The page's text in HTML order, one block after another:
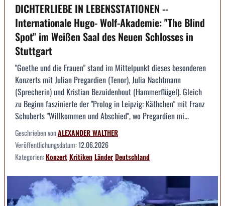
DICHTERLIEBE IN LEBENSSTATIONEN --
Internationale Hugo- Wolf-Akademie: "The Blind
Spot" im Weißen Saal des Neuen Schlosses in
Stuttgart
"Goethe und die Frauen" stand im Mittelpunkt dieses besonderen
Konzerts mit Julian Pregardien (Tenor), Julia Nachtmann
(Sprecherin) und Kristian Bezuidenhout (Hammerflügel). Gleich
zu Beginn faszinierte der "Prolog in Leipzig: Käthchen" mit Franz
Schuberts "Willkommen und Abschied", wo Pregardien mi...
Geschrieben vonALEXANDER WALTHER
Veröffentlichungsdatum:12.06.2026
Kategorien:KonzertKritikenLänderDeutschland